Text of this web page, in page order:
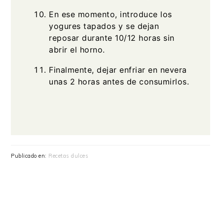
En ese momento, introduce los
yogures tapados y se dejan
reposar durante 10/12 horas sin
abrir el horno.
Finalmente, dejar enfriar en nevera
unas 2 horas antes de consumirlos.
Publicado en: Recetas dulces